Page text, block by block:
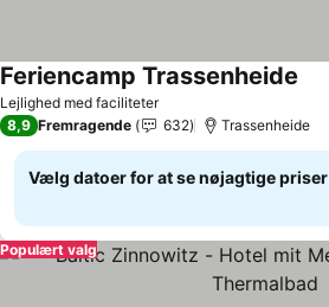
Lejlighed med faciliteter
Feriencamp Trassenheide
8,9 Fremragende 632 Trassenheide
Vælg datoer for at se nøjagtige priser
Populært valg